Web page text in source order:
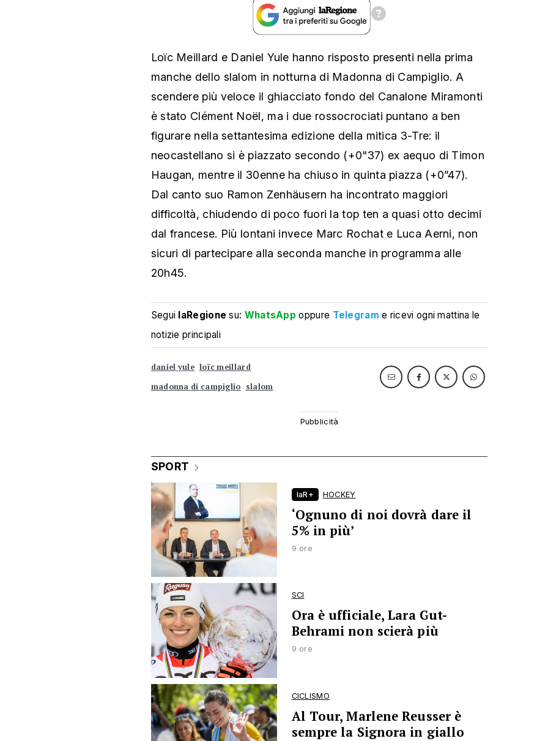
Loïc Meillard e Daniel Yule hanno risposto presenti nella prima
manche dello slalom in notturna di Madonna di Campiglio. A
scendere più veloce il ghiacciato fondo del Canalone Miramonti
è stato Clément Noël, ma i due rossocrociati puntano a ben
figurare nella settantesima edizione della mitica 3-Tre: il
neocastellano si è piazzato secondo (+0"37) ex aequo di Timon
Haugan, mentre il 30enne ha chiuso in quinta piazza (+0”47).
Dal canto suo Ramon Zenhäusern ha incontrato maggiori
difficoltà, chiudendo di poco fuori la top ten a quasi otto decimi
dal francese. Più lontani invece Marc Rochat e Luca Aerni, non
sicuri di partecipare alla seconda manche in programma alle
20h45.
Segui laRegione su: WhatsApp oppure Telegram e ricevi ogni mattina le
notizie principali
daniel yule loïc meillard
madonna di campiglio slalom
SPORT
laR+ HOCKEY
‘Ognuno di noi dovrà dare il
5% in più’
9 ore
SCI
Ora è ufficiale, Lara Gut-
Behrami non scierà più
9 ore
CICLISMO
Al Tour, Marlene Reusser è
sempre la Signora in giallo